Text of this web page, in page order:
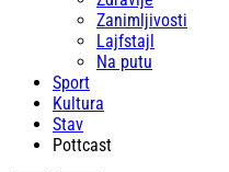
Zanimljivosti
Lajfstajl
Na putu
Sport
Kultura
Stav
Pottcast